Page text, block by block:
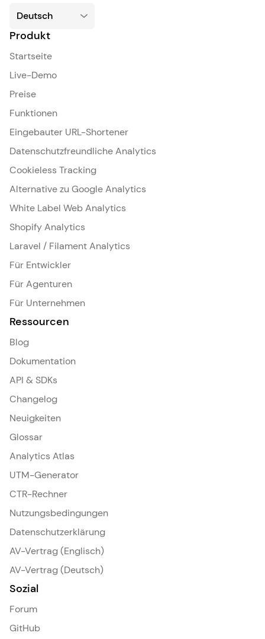
Produkt
Startseite
Live-Demo
Preise
Funktionen
Eingebauter URL-Shortener
Datenschutzfreundliche Analytics
Cookieless Tracking
Alternative zu Google Analytics
White Label Web Analytics
Shopify Analytics
Laravel / Filament Analytics
Für Entwickler
Für Agenturen
Für Unternehmen
Ressourcen
Blog
Dokumentation
API & SDKs
Changelog
Neuigkeiten
Glossar
Analytics Atlas
UTM-Generator
CTR-Rechner
Nutzungsbedingungen
Datenschutzerklärung
AV-Vertrag (Englisch)
AV-Vertrag (Deutsch)
Sozial
Forum
GitHub